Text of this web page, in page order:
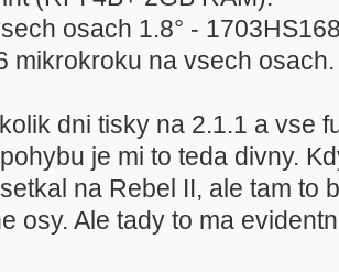
osach 1.8° -
mikrokroku na vsech osach.
dni tisky na 2.1.1 a vse
je mi to teda divny.
na Rebel II, ale tam to
osy. Ale tady to ma